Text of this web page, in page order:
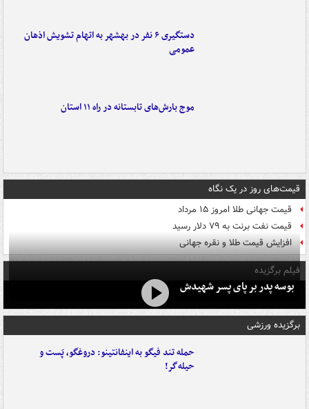
دستگیری ۶ نفر در بهشهر به اتهام تشویش اذهان
عمومی
موج بارش‌های تابستانه در راه ۱۱ استان
قیمت‌های روز در یک نگاه
قیمت جهانی طلا امروز ۱۵ مرداد
قیمت نفت برنت به ۷۹ دلار رسید
افزایش قیمت طلا و نقره جهانی
فیلم برگزیده
بوسه‌ پدر بر پای پسر شهیدش
برگزیده ورزشی
حمله تند فیگو به اینفانتینو: دروغگو، پَست‌ و
حیله‌گر!